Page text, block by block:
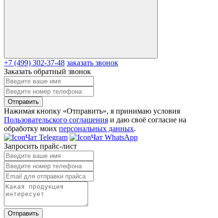
+7 (499) 302-37-48 заказать звонок
Заказать обратный звонок
Отправить
Нажимая кнопку «Отправить», я принимаю условия
Пользовательского соглашения и даю своё согласие на
обработку моих персональных данных.
Чат Telegram
Чат WhatsApp
Запросить прайс-лист
Отправить